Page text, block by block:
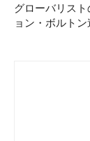
グローバリス
ョン・ボルトン